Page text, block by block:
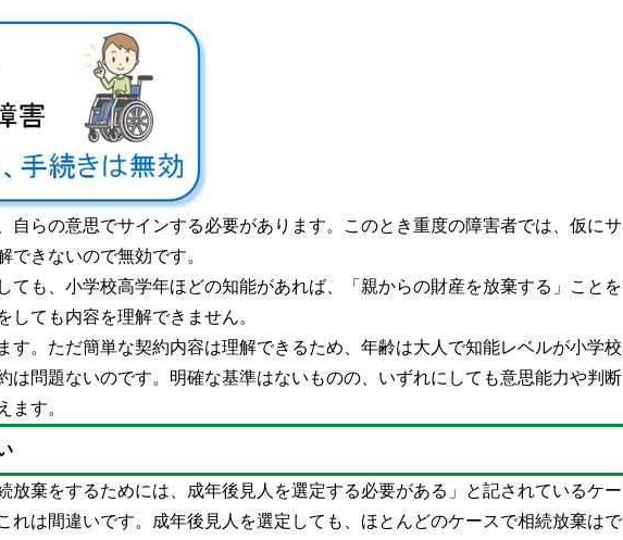
自らの意思でサインする必要があります。このとき重度の障害者では、仮にサ
できないので無効です。
ても、小学校高学年ほどの知能があれば、「親からの財産を放棄する」ことを
ても内容を理解できません。
す。ただ簡単な契約内容は理解できるため、年齢は大人で知能レベルが小学校
は問題ないのです。明確な基準はないものの、いずれにしても意思能力や判断
ます。
放棄をするためには、成年後見人を選定する必要がある」と記されているケー
れは間違いです。成年後見人を選定しても、ほとんどのケースで相続放棄はで